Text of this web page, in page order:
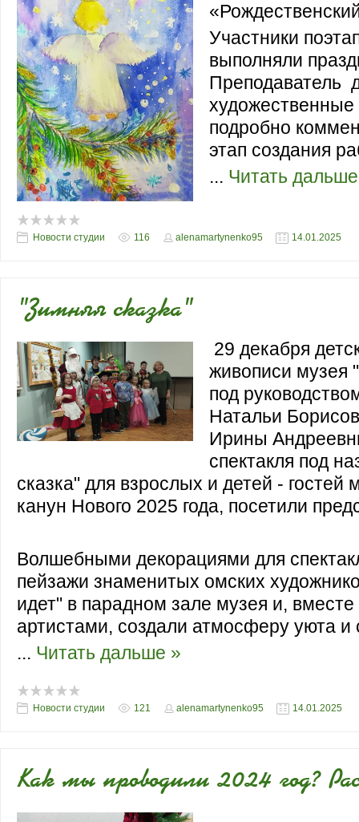
Участники
выполняли
Преподаватель
подробно
этап создания
... Читать
Новости студии 116 alenamartynenko95 14.01.2025
"Зимняя сказка"
29 декабря
живописи музея
под
Натальи
Ирины
спектакля под
сказка" для взрослых и детей - гостей
канун Нового 2025 года, посетили
Волшебными декорациями для
пейзажи знаменитых омских
идет" в парадном зале музея и,
артистами, создали атмосферу уюта и
... Читать дальше »
Новости студии 121 alenamartynenko95 14.01.2025
Как мы проводили 2024 год?